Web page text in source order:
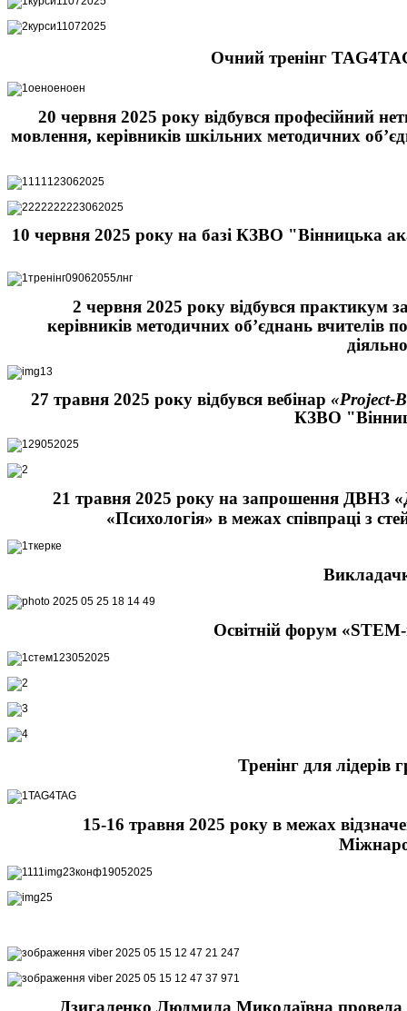
Очний тренінг
20 червня 2025 року відбувся професійний
мовлення, керівників шкільних методичних
10 червня 2025 року на базі КЗВО "Вінницька
2 червня 2025 року відбувся практикум
керівників методичних об’єднань вчителів
27 травня 2025 року відбувся вебінар «Project-
КЗВО
21 травня 2025 року на запрошення ДВНЗ
«Психологія» в межах співпраці з
Освітній форум
Тренінг для лідерів
15-16 травня 2025 року в межах
Дзигаленко Людмила Миколаївна провела